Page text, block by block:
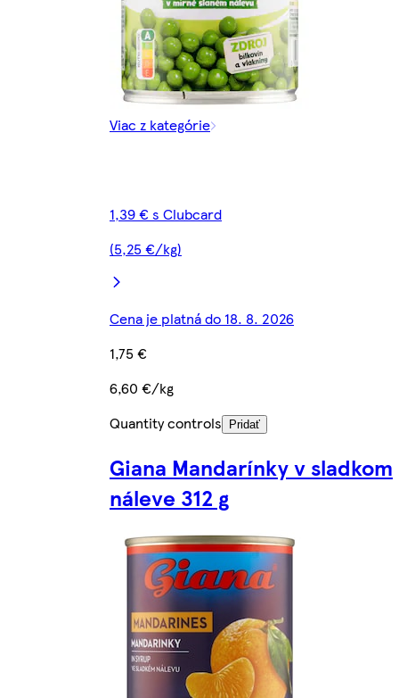
Viac z kategórie
1,39 € s Clubcard
(5,25 €/kg)
Cena je platná do 18. 8. 2026
1,75 €
6,60 €/kg
Quantity controls
Pridať
Giana Mandarínky v sladkom
náleve 312 g